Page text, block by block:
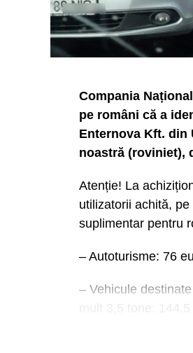
Compania
pe români că a
Enternova Kft. din
noastră (roviniet),
Atenție! La
utilizatorii achită,
suplimentar pentru
– Autoturisme: 76
– Vehicule
– Microbuze